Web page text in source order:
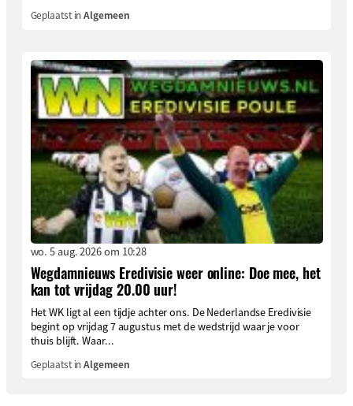
Geplaatst inAlgemeen
wo. 5 aug. 2026 om 10:28
Wegdamnieuws Eredivisie weer online: Doe mee, het
kan tot vrijdag 20.00 uur!
Het WK ligt al een tijdje achter ons. De Nederlandse Eredivisie
begint op vrijdag 7 augustus met de wedstrijd waar je voor
thuis blijft. Waar...
Geplaatst inAlgemeen